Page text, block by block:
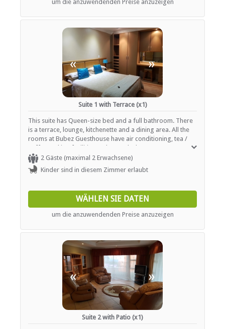
um die anzuwendenden Preise anzuzeigen
« »
Suite 1 with Terrace (x1)
This suite has Queen-size bed and a full bathroom. There
is a terrace, lounge, kitchenette and a dining area. All the
rooms at Bubez Guesthouse have air conditioning, tea /
coffee making facilities and a wardrobe.
2 Gäste (maximal 2 Erwachsene)
Kinder sind in diesem Zimmer erlaubt
WÄHLEN SIE DATEN
um die anzuwendenden Preise anzuzeigen
« »
Suite 2 with Patio (x1)